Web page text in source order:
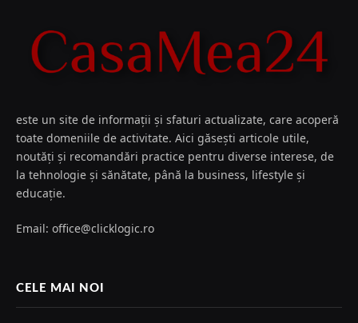
este un site de informații și sfaturi actualizate, care acoperă
toate domeniile de activitate. Aici găsești articole utile,
noutăți și recomandări practice pentru diverse interese, de
la tehnologie și sănătate, până la business, lifestyle și
educație.
Email: office@clicklogic.ro
CELE MAI NOI